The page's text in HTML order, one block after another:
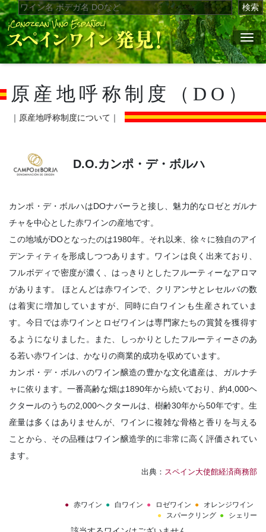
検索
ナ
原産地呼称制度（DO）
｜ 原産地呼称制度について ｜
D.O.カンポ・デ・ボルハ
カンポ・デ・ボルハはDOナバーラと接し、魅力的なロゼとガルナ
チャを中心とした赤ワインの産地です。
この地域がDOとなったのは1980年。それ以来、徐々に独自のアイ
デンティティを形成しつつあります。ワインは良く出来ており、
フルボディで密度が濃く、はっきりとしたフルーティーなアロマ
があります。 ほとんどは赤ワインで、クリアンサとレセルバの数
は着実に増加していますが、同時に白ワインも生産されていま
す。今日では赤ワインとロゼワインは専門家たちの賞賛を獲得す
るようになりました。また、しっかりとしたフルーティーさのあ
る若い赤ワインは、かなりの商業的成功を収めています。
カンポ・デ・ボルハのワイン醸造の豊かな文化遺産は、ガルナチ
ャに依ります。一番高齢な畑は1890年から続いており、約4,000ヘ
クタールのうちの2,000ヘクタールは、樹齢30年から50年です。生
産量は多くはありませんが、ワインに複雑な骨格と香りを与える
ことから、その品種はワイン醸造学的に非常に高く評価されてい
ます。
出典： スペイン大使館経済商務部
赤ワイン 白ワイン ロゼワイン
オレンジワイン
スパークリング
シェリー